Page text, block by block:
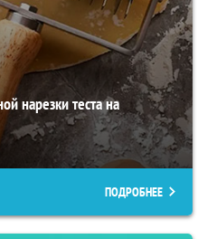
нарезки теста на
ПОДРОБНЕЕ